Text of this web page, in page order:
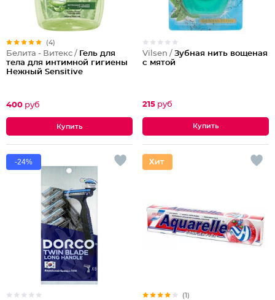
(4)
Белита - Витекс / Гель для
тела для интимной гигиены
Нежный Sensitive
400 руб
Vilsen / Зубная нить вощеная
с мятой
215 руб
-24%
(1)